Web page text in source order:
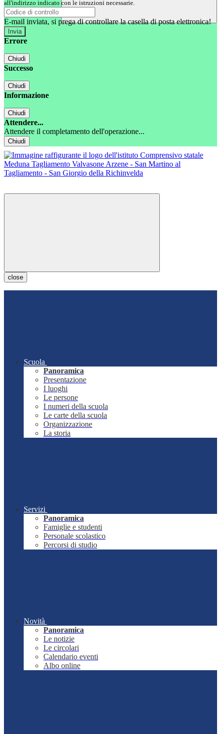
all'indirizzo indicato con le istruzioni necessarie.
E-mail inviata, si prega di controllare la casella di posta elettronica!
Errore
Chiudi
Successo
Chiudi
Informazione
Chiudi
Attendere...
Attendere il completamento dell'operazione...
Chiudi
close
Scuola
Panoramica
Presentazione
I luoghi
Le persone
I numeri della scuola
Le carte della scuola
Organizzazione
La storia
Servizi
Panoramica
Famiglie e studenti
Personale scolastico
Percorsi di studio
Novità
Panoramica
Le notizie
Le circolari
Calendario eventi
Albo online